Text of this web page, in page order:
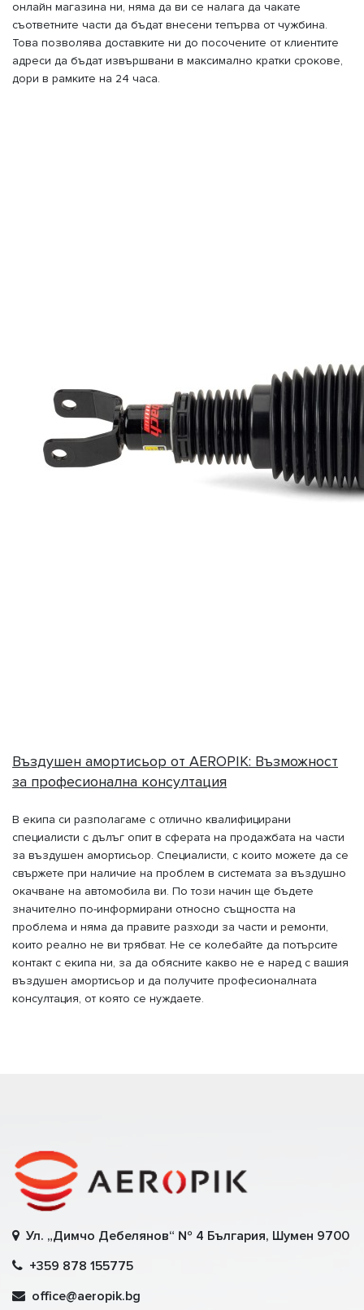
онлайн магазина ни, няма да ви се налага да чакате
съответните части да бъдат внесени тепърва от чужбина.
Това позволява доставките ни до посочените от клиентите
адреси да бъдат извършвани в максимално кратки срокове,
дори в рамките на 24 часа.
Въздушен амортисьор от AEROPIK: Възможност
за професионална консултация
В екипа си разполагаме с отлично квалифицирани
специалисти с дълъг опит в сферата на продажбата на части
за въздушен амортисьор. Специалисти, с които можете да се
свържете при наличие на проблем в системата за въздушно
окачване на автомобила ви. По този начин ще бъдете
значително по-информирани относно същността на
проблема и няма да правите разходи за части и ремонти,
които реално не ви трябват. Не се колебайте да потърсите
контакт с екипа ни, за да обясните какво не е наред с вашия
въздушен амортисьор и да получите професионалната
консултация, от която се нуждаете.
Ул. „Димчо Дебелянов“ № 4 България, Шумен 9700
+359 878 155775
office@aeropik.bg